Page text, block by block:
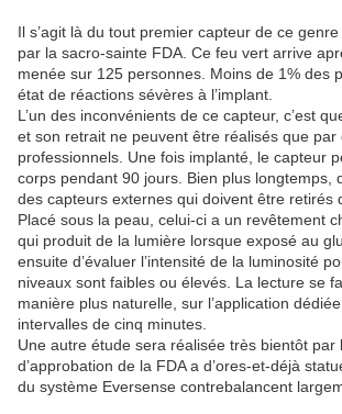
Il s’agit là du tout premier capteur de ce
par la sacro-sainte FDA. Ce feu vert arrive
menée sur 125 personnes. Moins de 1% des
état de réactions sévères à l’implant.
L’un des inconvénients de ce capteur, c’est
et son retrait ne peuvent être réalisés que par
professionnels. Une fois implanté, le capteur
corps pendant 90 jours. Bien plus longtemps,
des capteurs externes qui doivent être retirés
Placé sous la peau, celui-ci a un revêtement
qui produit de la lumière lorsque exposé au
ensuite d’évaluer l’intensité de la luminosité
niveaux sont faibles ou élevés. La lecture se
manière plus naturelle, sur l’application
intervalles de cinq minutes.
Une autre étude sera réalisée très bientôt par
d’approbation de la FDA a d’ores-et-déjà
du système Eversense contrebalancent